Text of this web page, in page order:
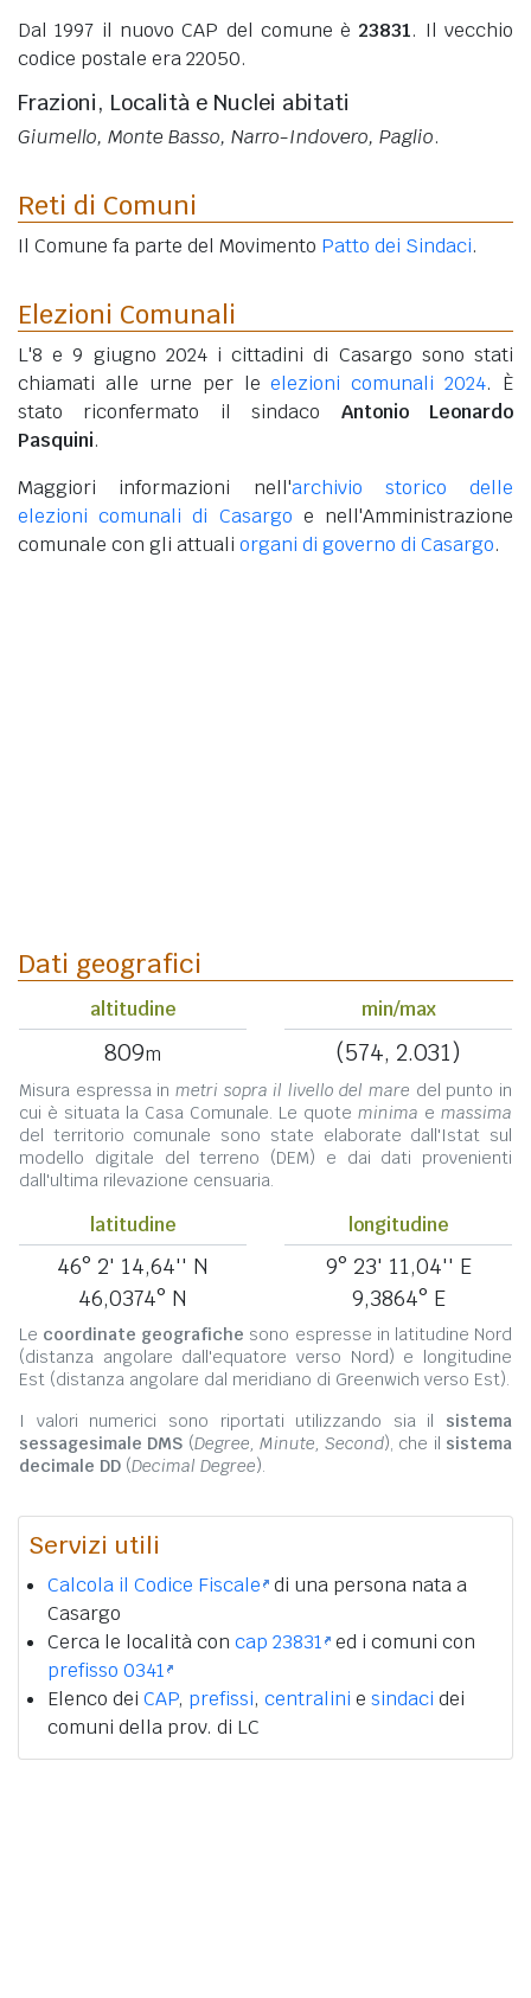
Dal 1997 il nuovo CAP del comune è 23831. Il vecchio
codice postale era 22050.
Frazioni, Località e Nuclei abitati
Giumello, Monte Basso, Narro-Indovero, Paglio.
Reti di Comuni
Il Comune fa parte del Movimento Patto dei Sindaci.
Elezioni Comunali
L'8 e 9 giugno 2024 i cittadini di Casargo sono stati
chiamati alle urne per leelezioni comunali 2024. È
stato riconfermato il sindaco Antonio Leonardo
Pasquini.
Maggiori informazioni nell'archivio storico delle
elezioni comunali di Casargo e nell'Amministrazione
comunale con gli attuali organi di governo di Casargo.
Dati geografici
altitudine
809m
min/max
(574, 2.031)
Misura espressa in metri sopra il livello del mare del punto in
cui è situata la Casa Comunale. Le quote minima e massima
del territorio comunale sono state elaborate dall'Istat sul
modello digitale del terreno (DEM) e dai dati provenienti
dall'ultima rilevazione censuaria.
latitudine
46° 2' 14,64'' N
46,0374° N
longitudine
9° 23' 11,04'' E
9,3864° E
Le coordinate geografiche sono espresse in latitudine Nord
(distanza angolare dall'equatore verso Nord) e longitudine
Est (distanza angolare dal meridiano di Greenwich verso Est).
I valori numerici sono riportati utilizzando sia il sistema
sessagesimale DMS (Degree, Minute, Second), che il sistema
decimale DD (Decimal Degree).
Servizi utili
Calcola il Codice Fiscale di una persona nata a
Casargo
Cerca le località con cap 23831 ed i comuni con
prefisso 0341
Elenco dei CAP, prefissi, centralini e sindaci dei
comuni della prov. di LC